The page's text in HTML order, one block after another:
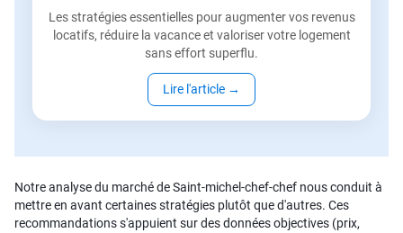
Les stratégies essentielles pour augmenter vos revenus
locatifs, réduire la vacance et valoriser votre logement
sans effort superflu.
Lire l'article →
Notre analyse du marché de Saint-michel-chef-chef nous conduit à
mettre en avant certaines stratégies plutôt que d'autres. Ces
recommandations s'appuient sur des données objectives (prix,